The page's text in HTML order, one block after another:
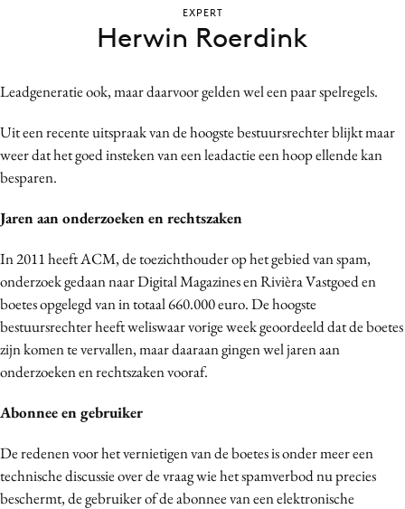
Contentmarketing
Craft
Customer Experience
Data & Insights
Diversiteit
Effectiviteit
Gedragsverandering
Influencer marketing
Interne communicatie
Media
Merkstrategie
PR
Leadgeneratie ook, maar daarvoor gelden wel een paar spelregels.
Uit een recente uitspraak van de hoogste bestuursrechter blijkt maar
weer dat het goed insteken van een leadactie een hoop ellende kan
besparen.
Jaren aan onderzoeken en rechtszaken
In 2011 heeft ACM, de toezichthouder op het gebied van spam,
onderzoek gedaan naar Digital Magazines en Rivièra Vastgoed en
boetes opgelegd van in totaal 660.000 euro. De hoogste
bestuursrechter heeft weliswaar vorige week geoordeeld dat de boetes
zijn komen te vervallen, maar daaraan gingen wel jaren aan
onderzoeken en rechtszaken vooraf.
Abonnee en gebruiker
De redenen voor het vernietigen van de boetes is onder meer een
technische discussie over de vraag wie het spamverbod nu precies
beschermt, de gebruiker of de abonnee van een elektronische
EXPERT
Herwin Roerdink